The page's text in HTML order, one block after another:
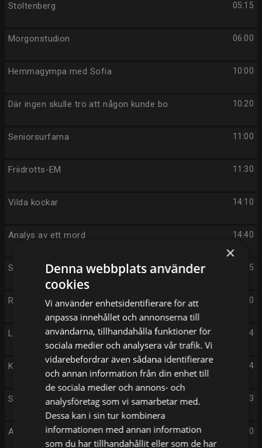
05:15
Stoltenberg
06:00
Morgonstudion
10:00
Hemmagympa med Sofia
10:20
Där ingen skulle tro att någon kunde bo
11:00
Seniorsurfarna
11:30
Friidrotts-EM
14:10
Vilda kockar
14:40
Analys av ett mord
17:15
Stoltenberg
18:00
Rapport
18:14
Lokala nyheter
18:24
Kulturnyheterna
18:33
Sportnytt
18:40
Alexandra - syns vi inte, finns vi inte
×
Denna webbplats använder
cookies
Vi använder enhetsidentifierare för att
anpassa innehållet och annonserna till
användarna, tillhandahålla funktioner för
sociala medier och analysera vår trafik. Vi
vidarebefordrar även sådana identifierare
och annan information från din enhet till
de sociala medier och annons- och
analysföretag som vi samarbetar med.
Dessa kan i sin tur kombinera
informationen med annan information
som du har tillhandahållit eller som de har